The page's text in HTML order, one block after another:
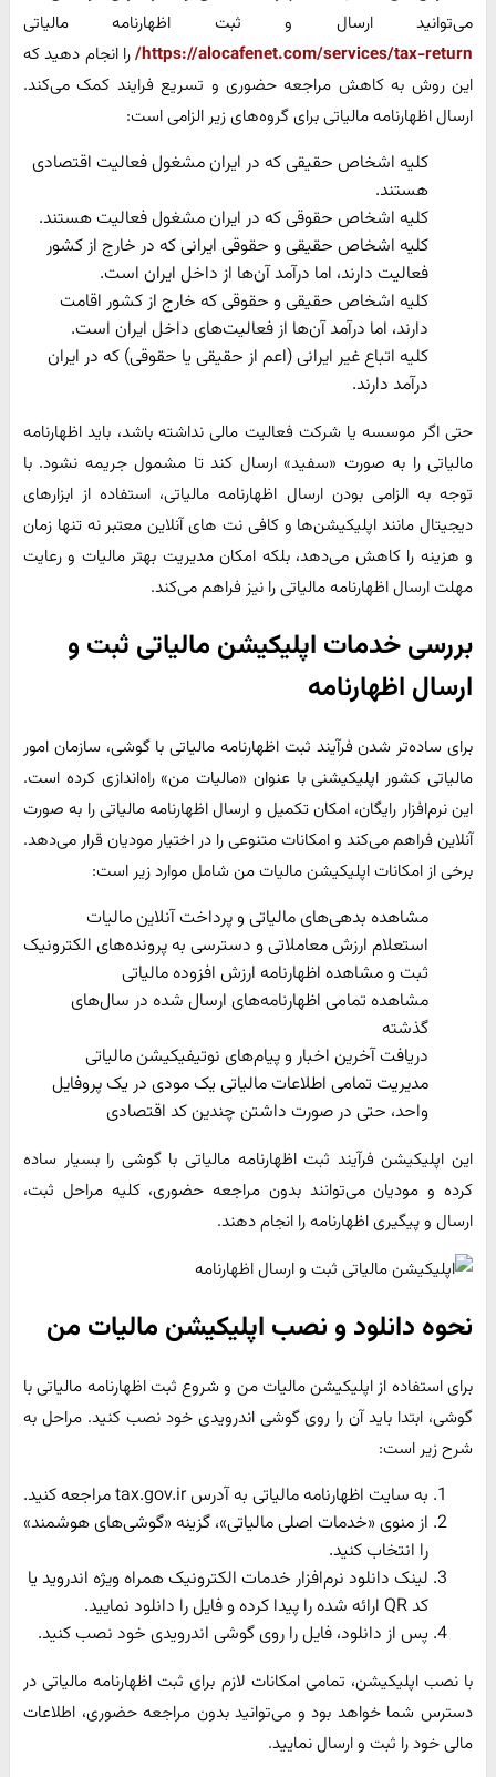
می‌توانید ارسال و ثبت اظهارنامه مالیاتی
https://alocafenet.com/services/tax-return/ را انجام دهید که
این روش به کاهش مراجعه حضوری و تسریع فرایند کمک می‌کند.
ارسال اظهارنامه مالیاتی برای گروه‌های زیر الزامی است:
کلیه اشخاص حقیقی که در ایران مشغول فعالیت اقتصادی
هستند.
کلیه اشخاص حقوقی که در ایران مشغول فعالیت هستند.
کلیه اشخاص حقیقی و حقوقی ایرانی که در خارج از کشور
فعالیت دارند، اما درآمد آن‌ها از داخل ایران است.
کلیه اشخاص حقیقی و حقوقی که خارج از کشور اقامت
دارند، اما درآمد آن‌ها از فعالیت‌های داخل ایران است.
کلیه اتباع غیر ایرانی (اعم از حقیقی یا حقوقی) که در ایران
درآمد دارند.
حتی اگر موسسه یا شرکت فعالیت مالی نداشته باشد، باید اظهارنامه
مالیاتی را به صورت «سفید» ارسال کند تا مشمول جریمه نشود. با
توجه به الزامی بودن ارسال اظهارنامه مالیاتی، استفاده از ابزارهای
دیجیتال مانند اپلیکیشن‌ها و کافی نت های آنلاین معتبر نه تنها زمان
و هزینه را کاهش می‌دهد، بلکه امکان مدیریت بهتر مالیات و رعایت
مهلت ارسال اظهارنامه مالیاتی را نیز فراهم می‌کند.
بررسی خدمات اپلیکیشن مالیاتی ثبت و
ارسال اظهارنامه
برای ساده‌تر شدن فرآیند ثبت اظهارنامه مالیاتی با گوشی، سازمان امور
مالیاتی کشور اپلیکیشنی با عنوان «مالیات من» راه‌اندازی کرده است.
این نرم‌افزار رایگان، امکان تکمیل و ارسال اظهارنامه مالیاتی را به صورت
آنلاین فراهم می‌کند و امکانات متنوعی را در اختیار مودیان قرار می‌دهد.
برخی از امکانات اپلیکیشن مالیات من شامل موارد زیر است:
مشاهده بدهی‌های مالیاتی و پرداخت آنلاین مالیات
استعلام ارزش معاملاتی و دسترسی به پرونده‌های الکترونیک
ثبت و مشاهده اظهارنامه ارزش افزوده مالیاتی
مشاهده تمامی اظهارنامه‌های ارسال شده در سال‌های
گذشته
دریافت آخرین اخبار و پیام‌های نوتیفیکیشن مالیاتی
مدیریت تمامی اطلاعات مالیاتی یک مودی در یک پروفایل
واحد، حتی در صورت داشتن چندین کد اقتصادی
این اپلیکیشن فرآیند ثبت اظهارنامه مالیاتی با گوشی را بسیار ساده
کرده و مودیان می‌توانند بدون مراجعه حضوری، کلیه مراحل ثبت،
ارسال و پیگیری اظهارنامه را انجام دهند.
نحوه دانلود و نصب اپلیکیشن مالیات من
برای استفاده از اپلیکیشن مالیات من و شروع ثبت اظهارنامه مالیاتی با
گوشی، ابتدا باید آن را روی گوشی اندرویدی خود نصب کنید. مراحل به
شرح زیر است:
به سایت اظهارنامه مالیاتی به آدرس tax.gov.ir مراجعه کنید.
از منوی «خدمات اصلی مالیاتی»، گزینه «گوشی‌های هوشمند»
را انتخاب کنید.
لینک دانلود نرم‌افزار خدمات الکترونیک همراه ویژه اندروید یا
کد QR ارائه شده را پیدا کرده و فایل را دانلود نمایید.
پس از دانلود، فایل را روی گوشی اندرویدی خود نصب کنید.
با نصب اپلیکیشن، تمامی امکانات لازم برای ثبت اظهارنامه مالیاتی در
دسترس شما خواهد بود و می‌توانید بدون مراجعه حضوری، اطلاعات
مالی خود را ثبت و ارسال نمایید.